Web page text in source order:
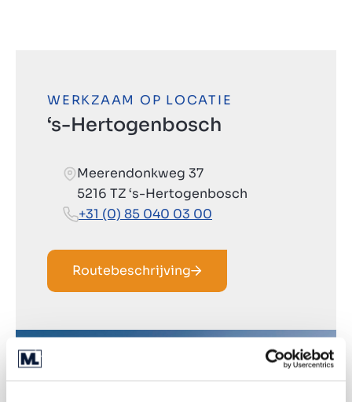
WERKZAAM OP LOCATIE
‘s-Hertogenbosch
Meerendonkweg 37
5216 TZ ‘s-Hertogenbosch
+31 (0) 85 040 03 00
Routebeschrijving